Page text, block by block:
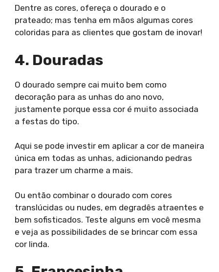
Dentre as cores, ofereça o dourado e o
prateado; mas tenha em mãos algumas cores
coloridas para as clientes que gostam de inovar!
4. Douradas
O dourado sempre cai muito bem como
decoração para as unhas do ano novo,
justamente porque essa cor é muito associada
a festas do tipo.
Aqui se pode investir em aplicar a cor de maneira
única em todas as unhas, adicionando pedras
para trazer um charme a mais.
Ou então combinar o dourado com cores
translúcidas ou nudes, em degradês atraentes e
bem sofisticados. Teste alguns em você mesma
e veja as possibilidades de se brincar com essa
cor linda.